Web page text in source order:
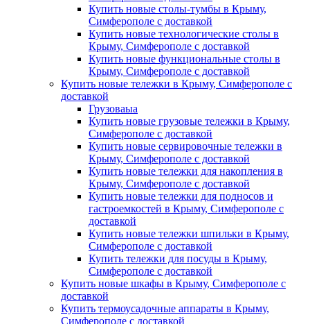
Купить новые столы-тумбы в Крыму,
Симферополе с доставкой
Купить новые технологические столы в
Крыму, Симферополе с доставкой
Купить новые функциональные столы в
Крыму, Симферополе с доставкой
Купить новые тележки в Крыму, Симферополе с
доставкой
Грузоваыа
Купить новые грузовые тележки в Крыму,
Симферополе с доставкой
Купить новые сервировочные тележки в
Крыму, Симферополе с доставкой
Купить новые тележки для накопления в
Крыму, Симферополе с доставкой
Купить новые тележки для подносов и
гастроемкостей в Крыму, Симферополе с
доставкой
Купить новые тележки шпильки в Крыму,
Симферополе с доставкой
Купить тележки для посуды в Крыму,
Симферополе с доставкой
Купить новые шкафы в Крыму, Симферополе с
доставкой
Купить термоусадочные аппараты в Крыму,
Симферополе с доставкой